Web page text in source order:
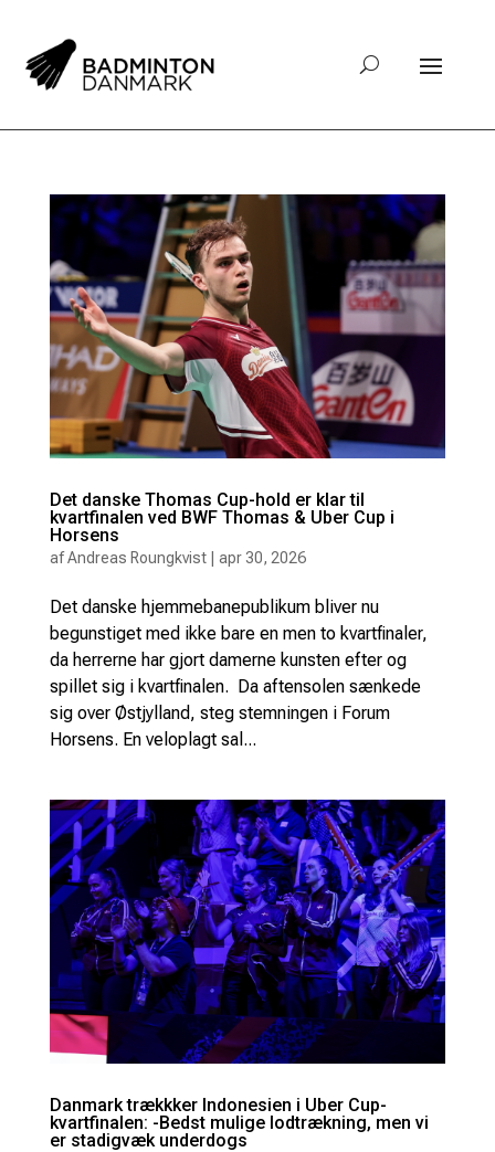
Det danske Thomas Cup-hold er klar til
kvartfinalen ved BWF Thomas & Uber Cup i
Horsens
afAndreas Roungkvist| apr 30, 2026
Det danske hjemmebanepublikum bliver nu
begunstiget med ikke bare en men to kvartfinaler,
da herrerne har gjort damerne kunsten efter og
spillet sig i kvartfinalen. Da aftensolen sænkede
sig over Østjylland, steg stemningen i Forum
Horsens. En veloplagt sal...
Danmark trækkker Indonesien i Uber Cup-
kvartfinalen: -Bedst mulige lodtrækning, men vi
er stadigvæk underdogs